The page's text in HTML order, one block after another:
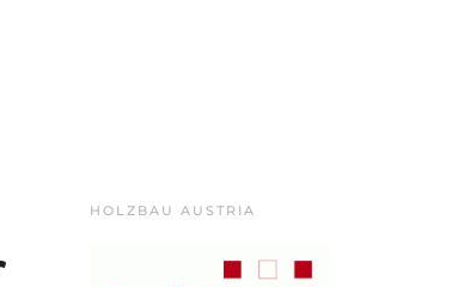
HOLZBAU AUSTRIA